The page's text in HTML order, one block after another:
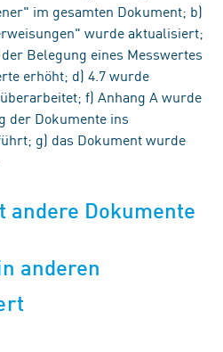
im gesamten Dokument; b)
wurde aktualisiert;
Belegung eines Messwertes
erhöht; d) 4.7 wurde
f) Anhang A wurde
der Dokumente ins
g) das Dokument wurde
andere Dokumente
anderen